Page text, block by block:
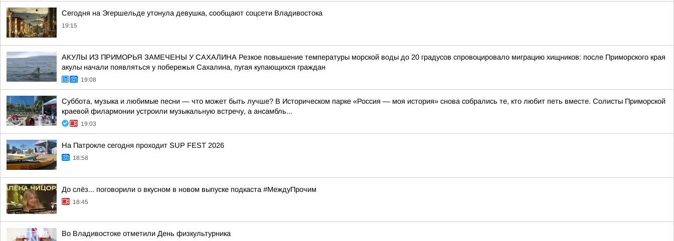
Сегодня на Эгершельде утонула девушка, сообщают соцсети Владивостока
19:15
АКУЛЫ ИЗ ПРИМОРЬЯ ЗАМЕЧЕНЫ У САХАЛИНА Резкое повышение температуры морской воды до 20 градусов спровоцировало миграцию хищников: после Приморского края
акулы начали появляться у побережья Сахалина, пугая купающихся граждан
19:08
Суббота, музыка и любимые песни — что может быть лучше? В Историческом парке «Россия — моя история» снова собрались те, кто любит петь вместе. Солисты Приморской
краевой филармонии устроили музыкальную встречу, а ансамбль...
19:03
На Патрокле сегодня проходит SUP FEST 2026
18:58
До слёз... поговорили о вкусном в новом выпуске подкаста #МеждуПрочим
18:45
Во Владивостоке отметили День физкультурника